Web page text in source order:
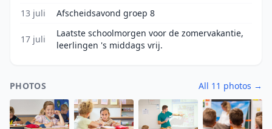
13 juli
Afscheidsavond groep 8
17 juli
Laatste schoolmorgen voor de zomervakantie,
leerlingen 's middags vrij.
PHOTOS All 11 photos →